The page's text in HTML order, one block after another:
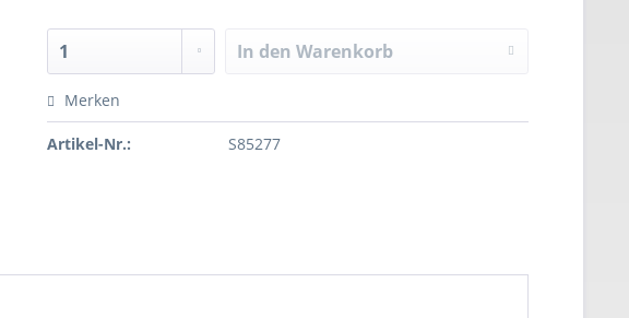
In den Warenkorb
Merken
Artikel-Nr.: S85277